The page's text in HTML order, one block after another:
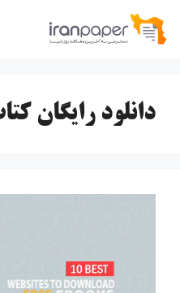
پرش
دانلود رایگان